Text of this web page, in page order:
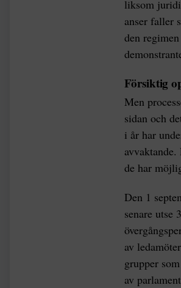
liksom
anser faller
den
Försiktig
Men
sidan och
i år har
de har
Den 1
senare utse
av
grupper
av